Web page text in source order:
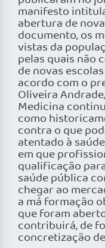
manifesto
abertura de
documento, os
vistas da
pelas quais não
de novas
acordo com o
Oliveira
Medicina
como
contra o que
atentado à
em que
qualificação
saúde pública
chegar ao
a má formação
que foram
contribuirá, de
concretização